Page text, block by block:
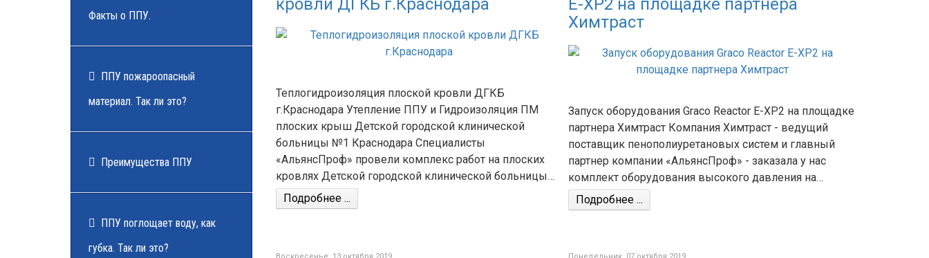
Факты о ППУ.
ППУ пожароопасный
материал. Так ли это?
Преимущества ППУ
ППУ поглощает воду, как
губка. Так ли это?
кровли ДГКБ г.Краснодара
Теплогидроизоляция плоской кровли ДГКБ
г.Краснодара Утепление ППУ и Гидроизоляция ПМ
плоских крыш Детской городской клинической
больницы №1 Краснодара Специалисты
«АльянсПроф» провели комплекс работ на плоских
кровлях Детской городской клинической больницы…
Подробнее ...
E-XP2 на площадке партнера
Химтраст
Запуск оборудования Graco Reactor E-XP2 на площадке
партнера Химтраст Компания Химтраст - ведущий
поставщик пенополиуретановых систем и главный
партнер компании «АльянсПроф» - заказала у нас
комплект оборудования высокого давления на…
Подробнее ...